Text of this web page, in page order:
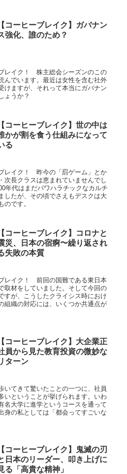
【コーヒーブレイク】ガバナン
強化、誰のため？
レイク！ 株主総会シーズンのこの
んでいます。最近は女性を含む社外
けますが、それって本当にガバナン
ょうか？
【コーヒーブレイク】世の中は
かが割を食う仕組みになって
る
レイク！ 昨今の「罰ゲーム」とか
次長クラスは恵まれていませんでし
年代はまだパワハラチックなカルチ
したが、その頃でさえもデスクは大
のです。
【コーヒーブレイク】コロナと
災、日本の宿痾〜繰り返され
失敗の本質
レイク！ 前回の国難である東日本
取材をしていました。そして今回の
すが、こうしたクライシス時におけ
組織の対応には、いくつか共通点が
【コーヒーブレイク】大企業正
員から見た教育投資の微妙な
ターン
いてきて驚いたことの一つに、社員
いということが挙げられます。いわ
名大学に進学というコースを通って
身の私としては「都会ってすごいな
【コーヒーブレイク】鬼滅の刃
日本のリーダー、叩き上げに
る「高貴な精神」